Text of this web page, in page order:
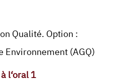
Qualité. Option :
Environnement (AGQ)
l‘oral 1